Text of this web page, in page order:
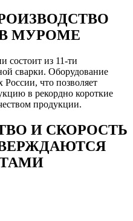
МУРОМЕ
состоит из 11-ти
сварки. Оборудование
что позволяет
в рекордно короткие
продукции.
И СКОРОСТЬ